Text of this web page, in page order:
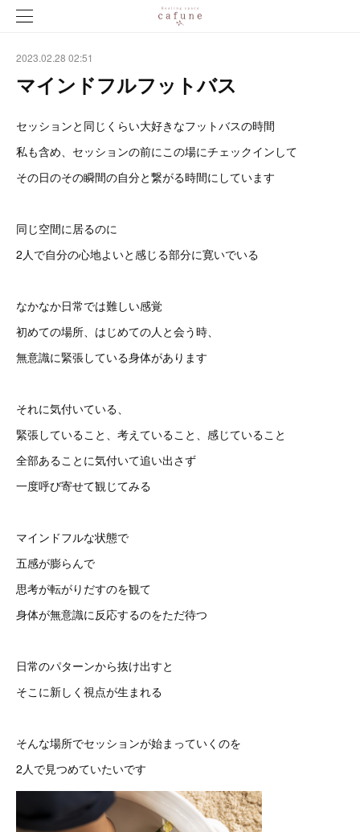
2023.02.28 02:51
マインドフルフットバス
セッションと同じくらい大好きなフットバスの時間
私も含め、セッションの前にこの場にチェックインして
その日のその瞬間の自分と繋がる時間にしています
同じ空間に居るのに
2人で自分の心地よいと感じる部分に寛いでいる
なかなか日常では難しい感覚
初めての場所、はじめての人と会う時、
無意識に緊張している身体があります
それに気付いている、
緊張していること、考えていること、感じていること
全部あることに気付いて追い出さず
一度呼び寄せて観じてみる
マインドフルな状態で
五感が膨らんで
思考が転がりだすのを観て
身体が無意識に反応するのをただ待つ
日常のパターンから抜け出すと
そこに新しく視点が生まれる
そんな場所でセッションが始まっていくのを
2人で見つめていたいです